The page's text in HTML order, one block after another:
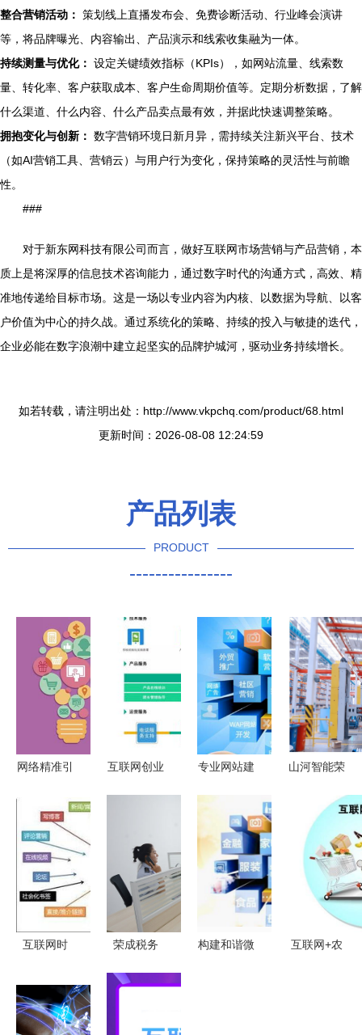
整合营销活动： 策划线上直播发布会、免费诊断活动、行业峰会演讲
等，将品牌曝光、内容输出、产品演示和线索收集融为一体。
持续测量与优化： 设定关键绩效指标（KPIs），如网站流量、线索数
量、转化率、客户获取成本、客户生命周期价值等。定期分析数据，了解
什么渠道、什么内容、什么产品卖点最有效，并据此快速调整策略。
拥抱变化与创新： 数字营销环境日新月异，需持续关注新兴平台、技术
（如AI营销工具、营销云）与用户行为变化，保持策略的灵活性与前瞻
性。
###
对于新东网科技有限公司而言，做好互联网市场营销与产品营销，本
质上是将深厚的信息技术咨询能力，通过数字时代的沟通方式，高效、精
准地传递给目标市场。这是一场以专业内容为内核、以数据为导航、以客
户价值为中心的持久战。通过系统化的策略、持续的投入与敏捷的迭代，
企业必能在数字浪潮中建立起坚实的品牌护城河，驱动业务持续增长。
如若转载，请注明出处：http://www.vkpchq.com/product/68.html
更新时间：2026-08-08 12:24:59
产品列表
PRODUCT
----------------
网络精准引
互联网创业
信息技术咨
询的前景展
望
专业网站建
网站如何提
高网站用户
的转化率
山河智能荣
度中国智能
制造最佳实
践奖 信息
技术咨询服
务的卓越赋
能
互联网时
销推广如何
激发企
荣成税务
务“加减法”
构建和谐微
互联网+农